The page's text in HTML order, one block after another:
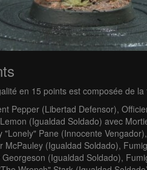
en 15 points est composée de
Pepper (Libertad Defensor),
(Igualdad Soldado) avec
"Lonely" Pane (Innocente
McPauley (Igualdad Soldado),
Georgeson (Igualdad Soldado),